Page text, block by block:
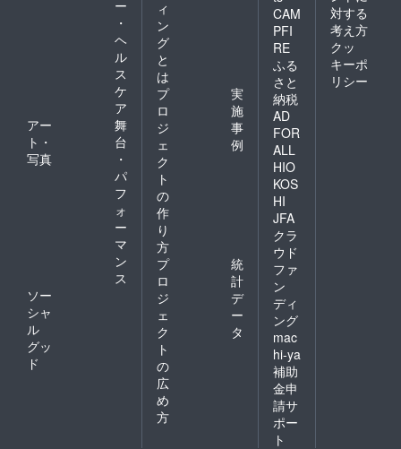
ー
・
ヘ
ル
ス
ケ
ア
アー
ト・
写真
舞
台
・
パ
フ
ォ
ー
マ
ン
ス
ソー
シャ
ル
グッ
ド
ィ
ン
グ
と
は
プ
ロ
ジ
ェ
ク
ト
の
作
り
方
実
施
事
例
プ
ロ
ジ
ェ
ク
ト
の
広
め
方
統
計
デ
ー
タ
CAM
PFI
RE
ふる
さと
納税
AD
FOR
ALL
HIO
KOS
HI
JFA
クラ
ウド
ファ
ン
ディ
ング
mac
hi-ya
補助
金申
請サ
ポー
ト
対する
考え方
クッ
キーポ
リシー